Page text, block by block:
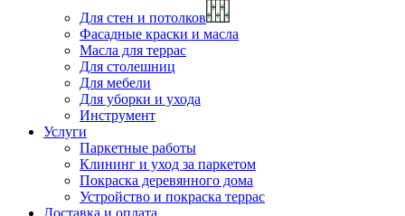
Для стен и потолков
Фасадные краски и масла
Масла для террас
Для столешниц
Для мебели
Для уборки и ухода
Инструмент
Услуги
Паркетные работы
Клининг и уход за паркетом
Покраска деревянного дома
Устройство и покраска террас
Доставка и оплата